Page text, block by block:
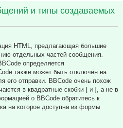
и типы создаваемых
HTML, предлагающая большие
отдельных частей сообщения.
определяется
также может быть отключён на
его отправки. BBCode очень похож
в квадратные скобки [ и ], а не в
о BBCode обратитесь к
на которое доступна из формы